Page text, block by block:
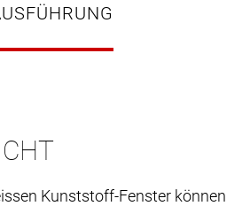
Kunststoff-Fenster können